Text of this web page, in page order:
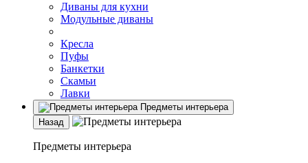
Диваны для кухни
Модульные диваны
Кресла
Пуфы
Банкетки
Скамьи
Лавки
Предметы интерьера
Назад
Предметы интерьера